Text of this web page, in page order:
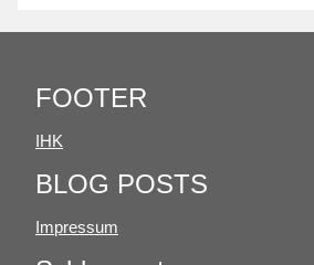
FOOTER
IHK
BLOG POSTS
Impressum